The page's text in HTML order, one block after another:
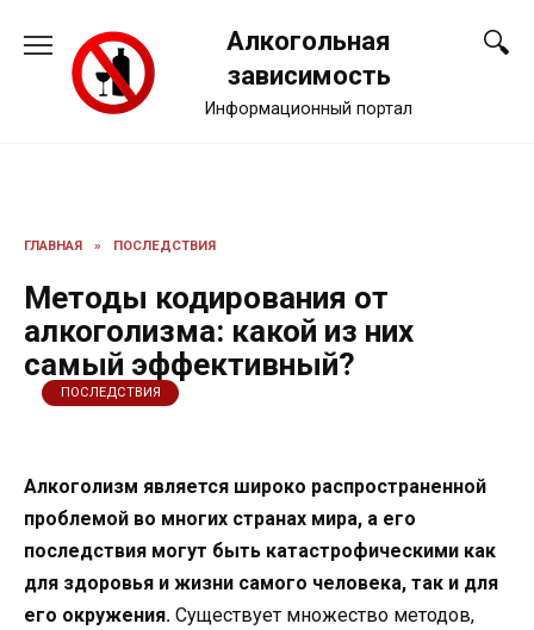
содержанию
Алкогольная
зависимость
Информационный портал
ГЛАВНАЯ » ПОСЛЕДСТВИЯ
Методы кодирования от
алкоголизма: какой из них
самый эффективный?
ПОСЛЕДСТВИЯ
Алкоголизм является широко распространенной
проблемой во многих странах мира, а его
последствия могут быть катастрофическими как
для здоровья и жизни самого человека, так и для
его окружения. Существует множество методов,